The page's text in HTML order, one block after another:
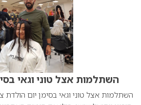
השתלמות אצל טוני וגאי
השתלמות אצל טוני וגאי בסימן יום